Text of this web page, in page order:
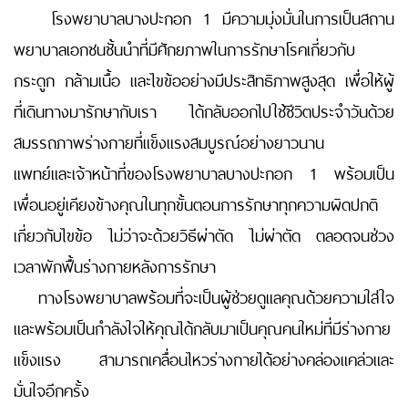
โรงพยาบาลบางปะกอก 1 มีความมุ่งมั่นในการเป็นสถาน
พยาบาลเอกชนชั้นนำที่มีศักยภาพในการรักษาโรคเกี่ยวกับ
กระดูก กล้ามเนื้อ และไขข้ออย่างมีประสิทธิภาพสูงสุด เพื่อให้ผู้
ที่เดินทางมารักษากับเรา ได้กลับออกไปใช้ชีวิตประจำวันด้วย
สมรรถภาพร่างกายที่แข็งแรงสมบูรณ์อย่างยาวนาน
แพทย์และเจ้าหน้าที่ของโรงพยาบาลบางปะกอก 1 พร้อมเป็น
เพื่อนอยู่เคียงข้างคุณในทุกขั้นตอนการรักษาทุกความผิดปกติ
เกี่ยวกับไขข้อ ไม่ว่าจะด้วยวิธีผ่าตัด ไม่ผ่าตัด ตลอดจนช่วง
เวลาพักฟื้นร่างกายหลังการรักษา
ทางโรงพยาบาลพร้อมที่จะเป็นผู้ช่วยดูแลคุณด้วยความใส่ใจ
และพร้อมเป็นกำลังใจให้คุณได้กลับมาเป็นคุณคนใหม่ที่มีร่างกาย
แข็งแรง สามารถเคลื่อนไหวร่างกายได้อย่างคล่องแคล่วและ
มั่นใจอีกครั้ง